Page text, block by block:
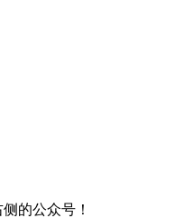
的公众号！